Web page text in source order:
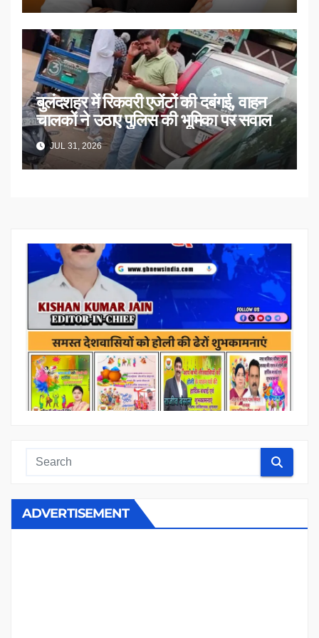
बुलंदशहर में रिकवरी एजेंटों की दबंगई, वाहन
चालकों ने उठाए पुलिस की भूमिका पर सवाल
JUL 31, 2026
ADVERTISEMENT